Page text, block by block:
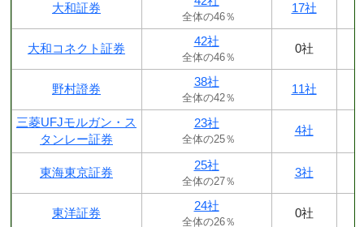
大和証券
全体の46％
17社
大和コネクト証券
42社
全体の46％
0社
野村證券
38社
全体の42％
11社
三菱UFJモルガン・ス
タンレー証券
23社
全体の25％
4社
東海東京証券
25社
全体の27％
3社
東洋証券
24社
全体の26％
0社